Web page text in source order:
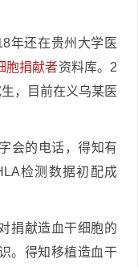
年还在贵州大学医
胞捐献者资料库。2
，目前在义乌某医
会的电话，得知有
检测数据初配成
捐献造血干细胞的
。得知移植造血干